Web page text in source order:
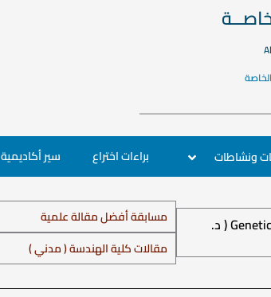
ونشاطات براءات اختراع سير أكاديمية
الخوارزميات الوراثية في التصميم الهندسي الأمثلي Genetic algorithms in optimal engineering design ( د.
مسابقة أفضل مقالة علمية
مقالات كلية الهندسة ( مدني )